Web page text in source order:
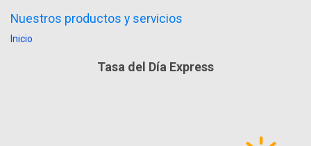
Nuestros productos y servicios
Inicio
Tasa del Día Express